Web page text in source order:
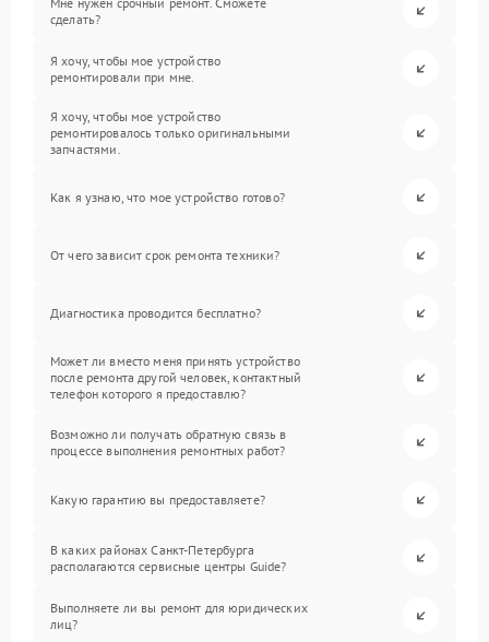
сделать?
Я хочу, чтобы мое устройство
ремонтировали при мне.
Я хочу, чтобы мое устройство
ремонтировалось только оригинальными
запчастями.
Как я узнаю, что мое устройство готово?
От чего зависит срок ремонта техники?
Диагностика проводится бесплатно?
Может ли вместо меня принять устройство
после ремонта другой человек, контактный
телефон которого я предоставлю?
Возможно ли получать обратную связь в
процессе выполнения ремонтных работ?
Какую гарантию вы предоставляете?
В каких районах Санкт-Петербурга
располагаются сервисные центры Guide?
Выполняете ли вы ремонт для юридических
лиц?